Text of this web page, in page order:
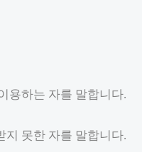
용하는 자를 말합니다.
못한 자를 말합니다.